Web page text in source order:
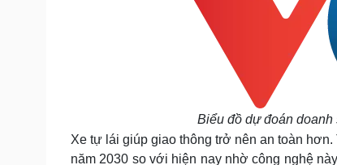
Biểu đồ dự đoán doanh
Xe tự lái giúp giao thông trở nên an toàn
năm 2030 so với hiện nay nhờ công nghệ